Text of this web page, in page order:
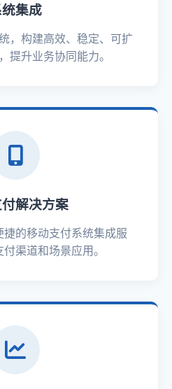
集成
，构建高效、稳定、可扩
提升业务协同能力。
解决方案
的移动支付系统集成服
渠道和场景应用。